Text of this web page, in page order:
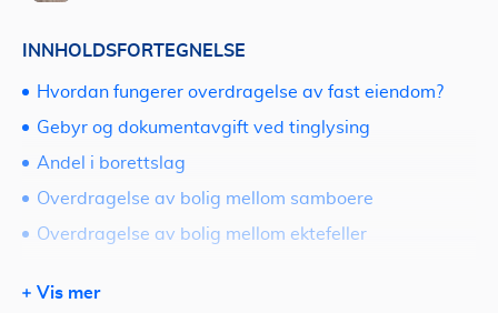
INNHOLDSFORTEGNELSE
Hvordan fungerer overdragelse av fast eiendom?
Gebyr og dokumentavgift ved tinglysing
Andel i borettslag
Overdragelse av bolig mellom samboere
Overdragelse av bolig mellom ektefeller
Vis mer